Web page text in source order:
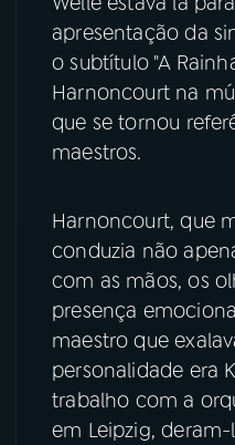
apresentação da
o subtítulo "A
Harnoncourt na
que se tornou
maestros.
Harnoncourt, que
conduzia não
com as mãos, os
presença
maestro que
personalidade era
trabalho com a
em Leipzig,